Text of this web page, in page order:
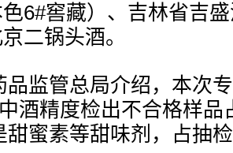
6#窖藏）、吉林省吉
二锅头酒。
品监管总局介绍，本次
酒精度检出不合格样品
甜蜜素等甜味剂，占抽